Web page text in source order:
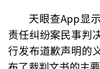
天眼查App显
责任纠纷案民事判
行发布道歉声明的